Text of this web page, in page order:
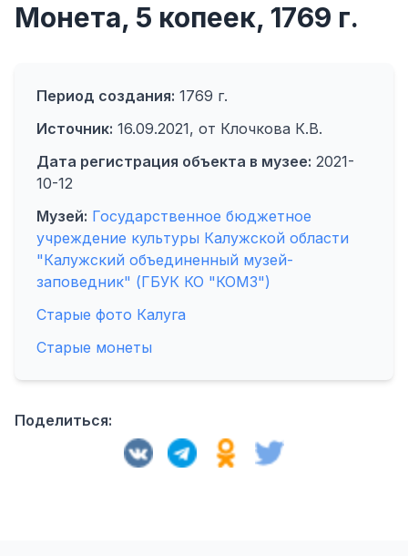
Монета, 5 копеек, 1769 г.
Период создания: 1769 г.
Источник: 16.09.2021, от Клочкова К.В.
Дата регистрация объекта в музее: 2021-
10-12
Музей: Государственное бюджетное
учреждение культуры Калужской области
"Калужский объединенный музей-
заповедник" (ГБУК КО "КОМЗ")
Старые фото Калуга
Старые монеты
Поделиться: